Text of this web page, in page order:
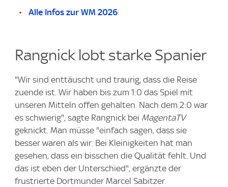
Alle Infos zur WM 2026
Rangnick lobt starke Spanier
"Wir sind enttäuscht und traurig, dass die Reise
zuende ist. Wir haben bis zum 1:0 das Spiel mit
unseren Mitteln offen gehalten. Nach dem 2:0 war
es schwierig", sagte Rangnick bei MagentaTV
geknickt. Man müsse "einfach sagen, dass sie
besser waren als wir. Bei Kleinigkeiten hat man
gesehen, dass ein bisschen die Qualität fehlt. Und
das ist eben der Unterschied", ergänzte der
frustrierte Dortmunder Marcel Sabitzer.